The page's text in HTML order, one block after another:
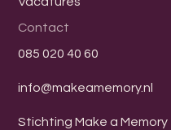
Contact
085 020 40 60
info@makeamemory.nl
Stichting Make a Memory